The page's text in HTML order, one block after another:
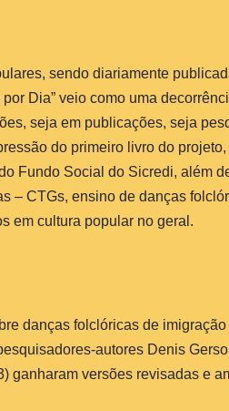
sendo diariamente
por Dia” veio como uma
seja em publicações, seja
do primeiro livro do
Fundo Social do Sicredi, além
– CTGs, ensino de danças
em cultura popular no geral.
danças folclóricas de
autores Denis
ganharam versões revisadas e